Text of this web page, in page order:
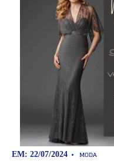
EM: 22/07/2024 MODA